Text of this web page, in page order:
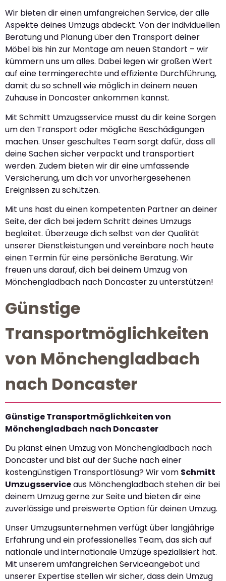
Wir bieten dir einen umfangreichen Service, der alle
Aspekte deines Umzugs abdeckt. Von der individuellen
Beratung und Planung über den Transport deiner
Möbel bis hin zur Montage am neuen Standort – wir
kümmern uns um alles. Dabei legen wir großen Wert
auf eine termingerechte und effiziente Durchführung,
damit du so schnell wie möglich in deinem neuen
Zuhause in Doncaster ankommen kannst.
Mit Schmitt Umzugsservice musst du dir keine Sorgen
um den Transport oder mögliche Beschädigungen
machen. Unser geschultes Team sorgt dafür, dass all
deine Sachen sicher verpackt und transportiert
werden. Zudem bieten wir dir eine umfassende
Versicherung, um dich vor unvorhergesehenen
Ereignissen zu schützen.
Mit uns hast du einen kompetenten Partner an deiner
Seite, der dich bei jedem Schritt deines Umzugs
begleitet. Überzeuge dich selbst von der Qualität
unserer Dienstleistungen und vereinbare noch heute
einen Termin für eine persönliche Beratung. Wir
freuen uns darauf, dich bei deinem Umzug von
Mönchengladbach nach Doncaster zu unterstützen!
Günstige
Transportmöglichkeiten
von Mönchengladbach
nach Doncaster
Günstige Transportmöglichkeiten von
Mönchengladbach nach Doncaster
Du planst einen Umzug von Mönchengladbach nach
Doncaster und bist auf der Suche nach einer
kostengünstigen Transportlösung? Wir vom Schmitt
Umzugsserviceaus Mönchengladbach stehen dir bei
deinem Umzug gerne zur Seite und bieten dir eine
zuverlässige und preiswerte Option für deinen Umzug.
Unser Umzugsunternehmen verfügt über langjährige
Erfahrung und ein professionelles Team, das sich auf
nationale und internationale Umzüge spezialisiert hat.
Mit unserem umfangreichen Serviceangebot und
unserer Expertise stellen wir sicher, dass dein Umzug